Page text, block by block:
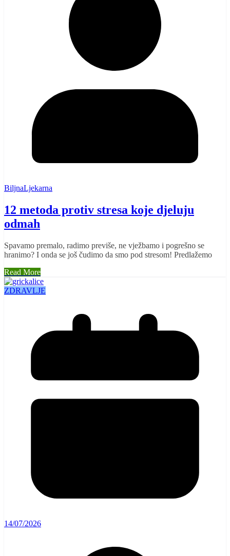
BiljnaLjekarna
12 metoda protiv stresa koje djeluju
odmah
Spavamo premalo, radimo previše, ne vježbamo i pogrešno se
hranimo? I onda se još čudimo da smo pod stresom! Predlažemo
Read More
ZDRAVLJE
14/07/2026